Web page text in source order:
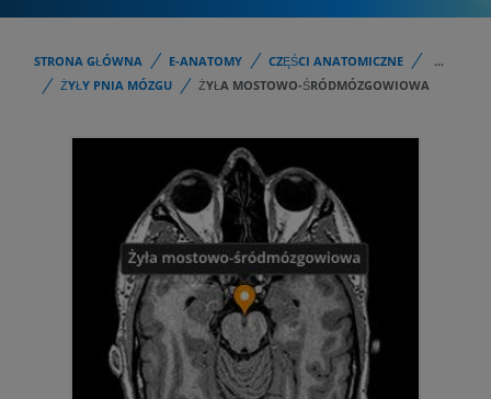
STRONA GŁÓWNA E-ANATOMY CZĘŚCI ANATOMICZNE
...
ŻYŁY PNIA MÓZGU
ŻYŁA MOSTOWO-ŚRÓDMÓZGOWIOWA